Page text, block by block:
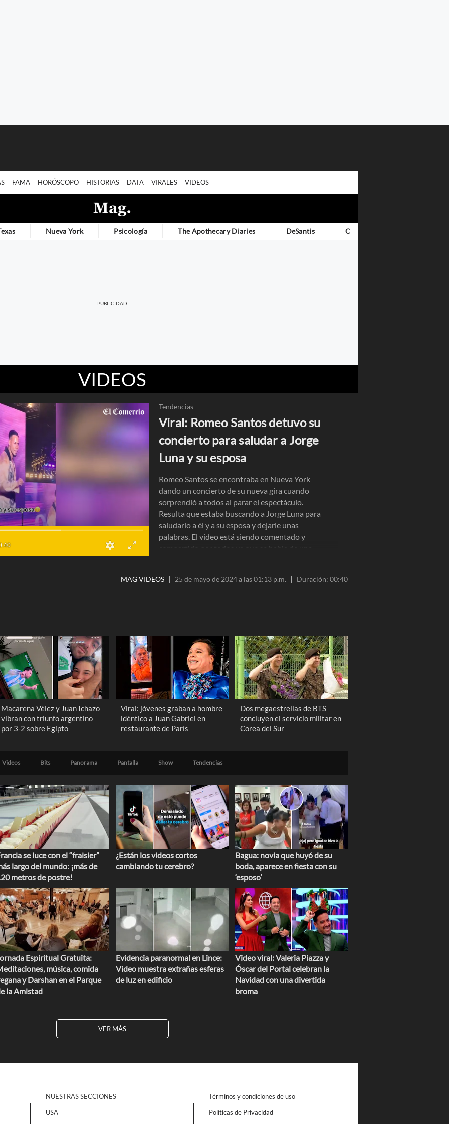
FAMA HORÓSCOPO HISTORIAS DATA VIRALES VIDEOS
Nueva York Psicología The Apothecary Diaries DeSantis Cita Del Día
VIDEOS
Tendencias
Viral: Romeo Santos detuvo su
concierto para saludar a Jorge
Luna y su esposa
Romeo Santos se encontraba en Nueva York
dando un concierto de su nueva gira cuando
sorprendió a todos al parar el espectáculo.
Resulta que estaba buscando a Jorge Luna para
saludarlo a él y a su esposa y dejarle unas
palabras. El video está siendo comentado y
compartido por todos ya que se habla de una
(Video: Redes Sociales)
MAG VIDEOS 25 de mayo de 2024 a las 01:13 p.m. Duración: 00:40
Macarena Vélez y Juan Ichazo
vibran con triunfo argentino
por 3-2 sobre Egipto
Viral: jóvenes graban a hombre
idéntico a Juan Gabriel en
restaurante de París
Dos megaestrellas de BTS
concluyen el servicio militar en
Corea del Sur
Videos Bits Panorama Pantalla Show Tendencias
se luce con el “fraisier”
largo del mundo: ¡más de
metros de postre!
¿Están los videos cortos
cambiando tu cerebro?
Bagua: novia que huyó de su
boda, aparece en fiesta con su
‘esposo’
Espiritual Gratuita:
música, comida
y Darshan en el Parque
la Amistad
Evidencia paranormal en Lince:
Video muestra extrañas esferas
de luz en edificio
Video viral: Valeria Piazza y
Óscar del Portal celebran la
Navidad con una divertida
broma
VER MÁS
NUESTRAS SECCIONES
USA
Términos y condiciones de uso
Políticas de Privacidad